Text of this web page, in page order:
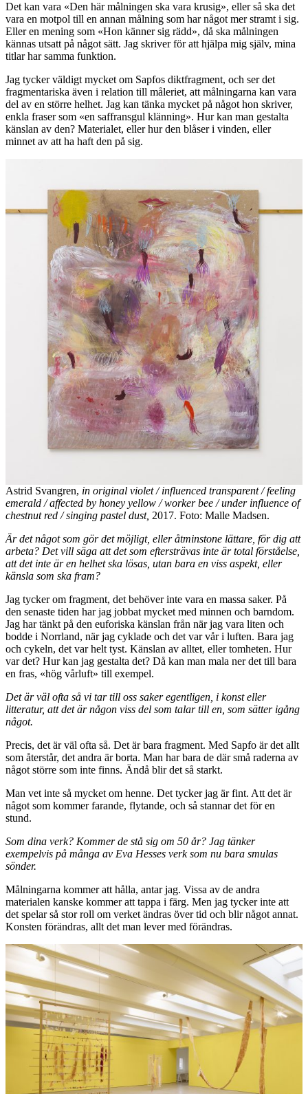
Det kan vara «Den här målningen ska vara krusig», eller så ska det
vara en motpol till en annan målning som har något mer stramt i sig.
Eller en mening som «Hon känner sig rädd», då ska målningen
kännas utsatt på något sätt. Jag skriver för att hjälpa mig själv, mina
titlar har samma funktion.
Jag tycker väldigt mycket om Sapfos diktfragment, och ser det
fragmentariska även i relation till måleriet, att målningarna kan vara
del av en större helhet. Jag kan tänka mycket på något hon skriver,
enkla fraser som «en saffransgul klänning». Hur kan man gestalta
känslan av den? Materialet, eller hur den blåser i vinden, eller
minnet av att ha haft den på sig.
Astrid Svangren, in original violet / influenced transparent / feeling
emerald / affected by honey yellow / worker bee / under influence of
chestnut red / singing pastel dust, 2017. Foto: Malle Madsen.
Är det något som gör det möjligt, eller åtminstone lättare, för dig att
arbeta? Det vill säga att det som eftersträvas inte är total förståelse,
att det inte är en helhet ska lösas, utan bara en viss aspekt, eller
känsla som ska fram?
Jag tycker om fragment, det behöver inte vara en massa saker. På
den senaste tiden har jag jobbat mycket med minnen och barndom.
Jag har tänkt på den euforiska känslan från när jag vara liten och
bodde i Norrland, när jag cyklade och det var vår i luften. Bara jag
och cykeln, det var helt tyst. Känslan av alltet, eller tomheten. Hur
var det? Hur kan jag gestalta det? Då kan man mala ner det till bara
en fras, «hög vårluft» till exempel.
Det är väl ofta så vi tar till oss saker egentligen, i konst eller
litteratur, att det är någon viss del som talar till en, som sätter igång
något.
Precis, det är väl ofta så. Det är bara fragment. Med Sapfo är det allt
som återstår, det andra är borta. Man har bara de där små raderna av
något större som inte finns. Ändå blir det så starkt.
Man vet inte så mycket om henne. Det tycker jag är fint. Att det är
något som kommer farande, flytande, och så stannar det för en
stund.
Som dina verk? Kommer de stå sig om 50 år? Jag tänker
exempelvis på många av Eva Hesses verk som nu bara smulas
sönder.
Målningarna kommer att hålla, antar jag. Vissa av de andra
materialen kanske kommer att tappa i färg. Men jag tycker inte att
det spelar så stor roll om verket ändras över tid och blir något annat.
Konsten förändras, allt det man lever med förändras.